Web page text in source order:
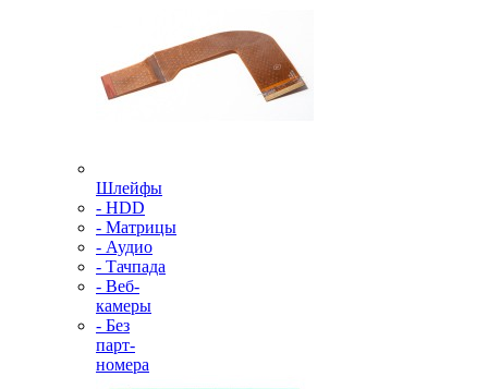
Шлейфы
- HDD
- Матрицы
- Аудио
- Тачпада
- Веб-
камеры
- Без
парт-
номера